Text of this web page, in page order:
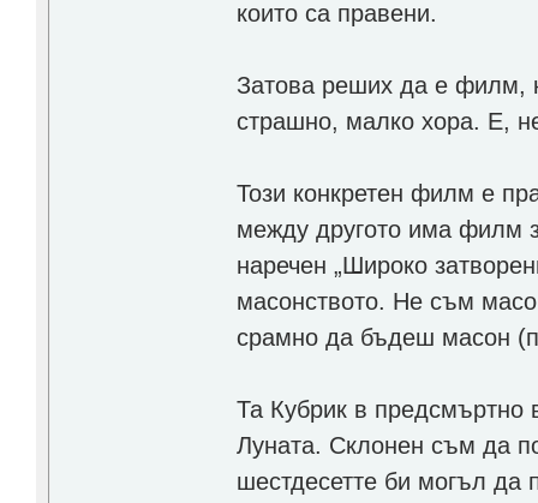
които са правени.
Затова реших да е филм,
страшно, малко хора. Е,
Този конкретен филм е
между другото има филм
наречен „Широко
масонството. Не съм
срамно да бъдеш масон
Та Кубрик в предсмъртно
Луната. Склонен съм да
шестдесетте би могъл да